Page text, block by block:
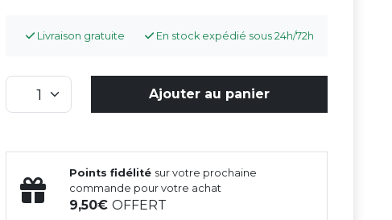
Livraison gratuite En stock expédié sous 24h/72h
Ajouter au panier
Points fidélité sur votre prochaine
commande pour votre achat
9,50OFFERT